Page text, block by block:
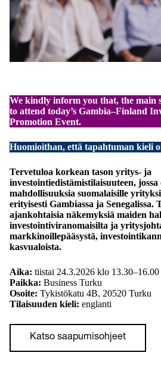
We kindly inform you that, the main
to attend today’s Gambia–Finland
Promotion Event.
Huomioithan, että tapahtuman kieli
Tervetuloa korkean tason yritys- ja
investointiedistämistilaisuuteen,
mahdollisuuksia suomalaisille
erityisesti Gambiassa ja Senegalissa.
ajankohtaisia näkemyksiä maiden
investointiviranomaisilta ja
markkinoillepääsystä,
kasvualoista.
Aika: tiistai 24.3.2026 klo 13.30–16.00
Paikka: Business Turku
Osoite: Tykistökatu 4B, 20520 Turku
Tilaisuuden kieli: englanti
Katso saapumisohjeet